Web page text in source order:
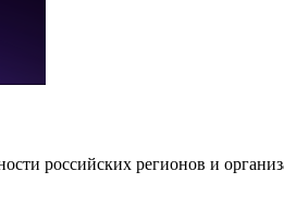
российских регионов и